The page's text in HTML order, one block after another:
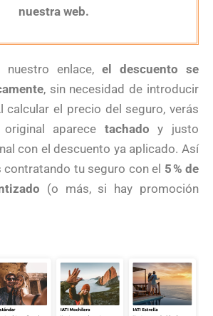
nuestra web.
enlace, el descuento se
, sin necesidad de introducir
calcular el precio del seguro, verás
aparece tachado y justo
con el descuento ya aplicado. Así
contratando tu seguro con el 5 % de
(o más, si hay promoción